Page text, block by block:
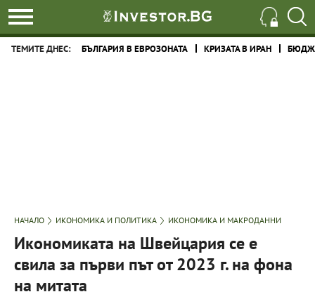
ТЕМИТЕ ДНЕС: БЪЛГАРИЯ В ЕВРОЗОНАТА КРИЗАТА В ИРАН
НАЧАЛО ИКОНОМИКА И ПОЛИТИКА ИКОНОМИКА И МАКРОДАННИ
Икономиката на Швейцария се е
свила за първи път от 2023 г. на фона
на митата